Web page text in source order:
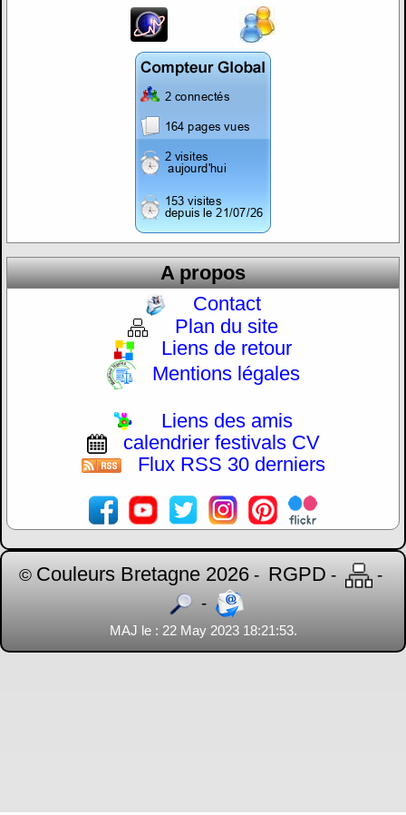
A propos
Contact
Plan du site
Liens de retour
Mentions légales
Liens des amis
calendrier festivals CV
Flux RSS 30 derniers
© Couleurs Bretagne 2026 - RGPD -
-
-
MAJ le : 22 May 2023 18:21:53.